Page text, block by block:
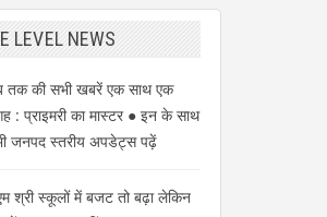
LEVEL NEWS
तक की सभी खबरें एक साथ एक
: प्राइमरी का मास्टर ● इन के साथ
जनपद स्तरीय अपडेट्स पढ़ें
श्री स्कूलों में बजट तो बढ़ा लेकिन